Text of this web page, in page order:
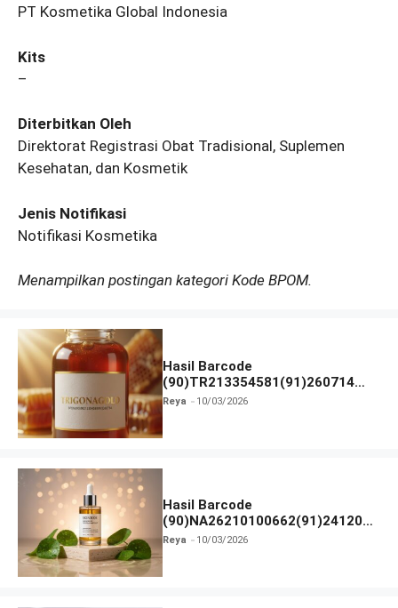
PT Kosmetika Global Indonesia
Kits
–
Diterbitkan Oleh
Direktorat Registrasi Obat Tradisional, Suplemen
Kesehatan, dan Kosmetik
Jenis Notifikasi
Notifikasi Kosmetika
Menampilkan postingan kategori Kode BPOM.
Hasil Barcode
(90)TR213354581(91)260714
dan Izin BPOM
Reya 10/03/2026
Hasil Barcode
(90)NA26210100662(91)241203
dan Izin BPOM
Reya 10/03/2026